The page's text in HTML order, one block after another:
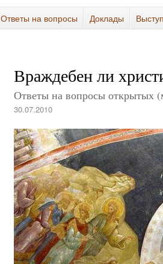
Ответы на вопросы Доклады
Враждебен ли
Ответы на вопросы открытых
30.07.2010